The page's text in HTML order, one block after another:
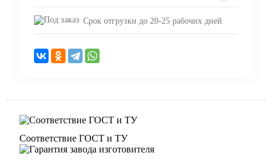
Срок отгрузки до 20-25 рабочих дней
Соответствие ГОСТ и ТУ